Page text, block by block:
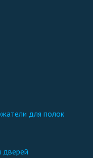
для полок
дверей